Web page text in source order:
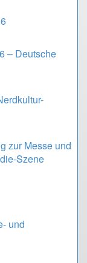
– Deutsche
zur Messe und
Szene
und